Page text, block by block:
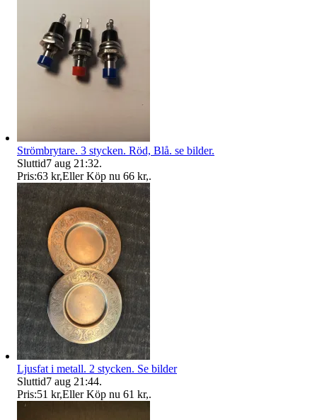
Strömbrytare. 3 stycken. Röd, Blå. se bilder.
Sluttid7 aug 21:32.
Pris:63 kr,Eller Köp nu 66 kr,.
Ljusfat i metall. 2 stycken. Se bilder
Sluttid7 aug 21:44.
Pris:51 kr,Eller Köp nu 61 kr,.